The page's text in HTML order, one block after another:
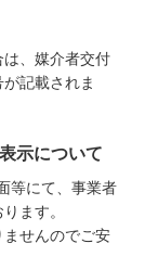
、媒介者交付
記載されま
示について
等にて、事業者
ます。
せんのでご安